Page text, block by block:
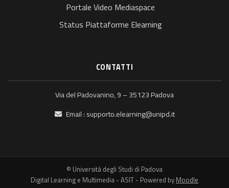
Portale Video Mediaspace
Status Piattaforme Elearning
CONTATTI
Via del Padovanino, 9 – 35123 Padova
Email : supporto.elearning@unipd.it
© Università degli Studi di Padova
Digital Learning e Multimedia - ASIT - Powered by Moodle